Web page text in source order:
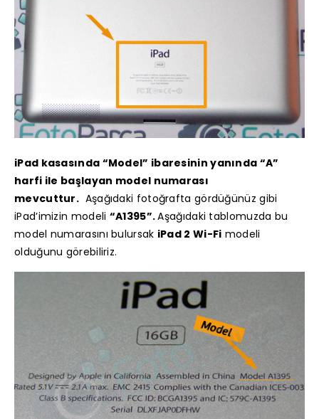
iPad kasasında “Model” ibaresinin yanında “A”
harfi ile başlayan model numarası
mevcuttur. Aşağıdaki fotoğrafta gördüğünüz gibi
iPad’imizin modeli “A1395”.Aşağıdaki tablomuzda bu
model numarasını bulursak iPad 2 Wi-Fi modeli
olduğunu görebiliriz.